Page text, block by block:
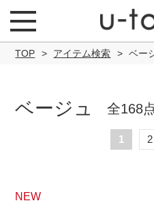
こだわり条件で絞り込み
キーワード
TOP アイテム検索 ベー
ベージュ 全168
1 2
NEW